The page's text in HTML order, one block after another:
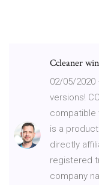
Ccleaner
02/05/2020
versions!
compatible
is a
directly
registered
company